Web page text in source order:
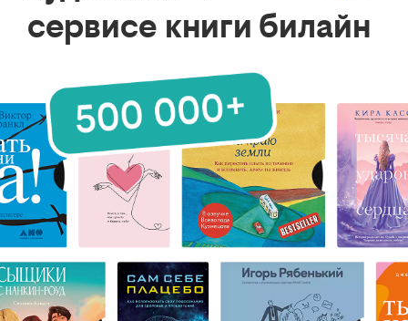
сервисе книги билайн